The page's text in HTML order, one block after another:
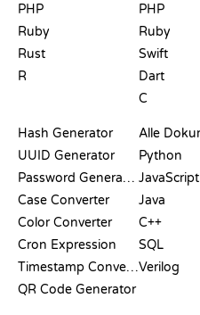
PHP
Ruby
Rust
R
PHP
Ruby
Swift
Dart
C
Hash Generator
UUID Generator
Password Generator
Case Converter
Color Converter
Cron Expression
Timestamp Converter
QR Code Generator
Python
JavaScript
Java
C++
SQL
Verilog